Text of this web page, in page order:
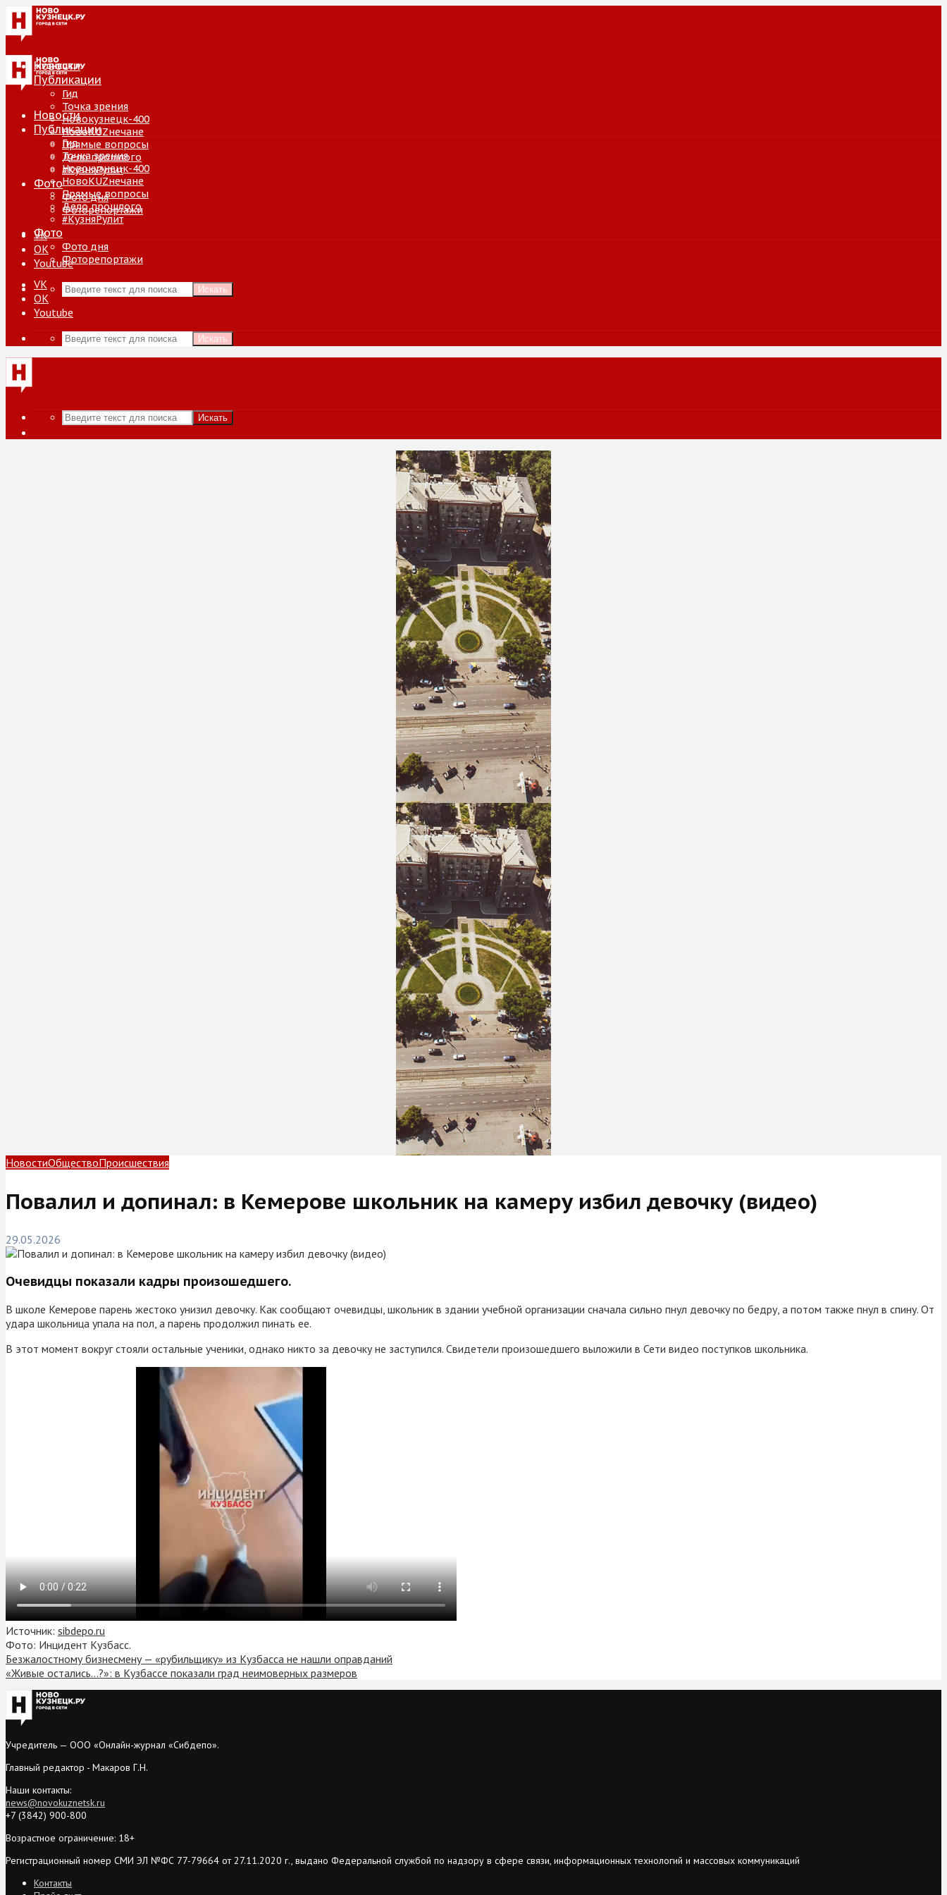
Новости
Публикации
Гид
Точка зрения
Новокузнецк-400
НовоKUZнечане
Прямые вопросы
Дело прошлого
#КузняРулит
Фото
Фото дня
Фоторепортажи
VK
ОК
Youtube
Искать
Новости
Публикации
Гид
Точка зрения
Новокузнецк-400
НовоKUZнечане
Прямые вопросы
Дело прошлого
#КузняРулит
Фото
Фото дня
Фоторепортажи
VK
ОК
Youtube
Искать
Искать
НовостиОбществоПроисшествия
Повалил и допинал: в Кемерове школьник на камеру избил девочку (видео)
29.05.2026
Очевидцы показали кадры произошедшего.
В школе Кемерове парень жестоко унизил девочку. Как сообщают очевидцы, школьник в здании учебной организации сначала сильно пнул девочку по бедру, а потом также пнул в спину. От
удара школьница упала на пол, а парень продолжил пинать ее.
В этот момент вокруг стояли остальные ученики, однако никто за девочку не заступился. Свидетели произошедшего выложили в Сети видео поступков школьника.
Источник: sibdepo.ru
Фото: Инцидент Кузбасс.
Безжалостному бизнесмену — «рубильщику» из Кузбасса не нашли оправданий
«Живые остались…?»: в Кузбассе показали град неимоверных размеров
Учредитель — ООО «Онлайн-журнал «Сибдепо».
Главный редактор - Макаров Г.Н.
Наши контакты:
news@novokuznetsk.ru
+7 (3842) 900-800
Возрастное ограничение: 18+
Регистрационный номер СМИ ЭЛ №ФС 77-79664 от 27.11.2020 г., выдано Федеральной службой по надзору в сфере связи, информационных технологий и массовых коммуникаций
Контакты